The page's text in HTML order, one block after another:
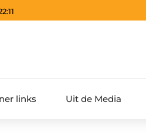
links Uit de Media